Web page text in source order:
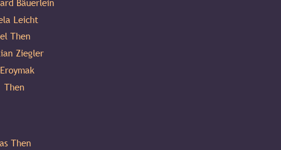
Leicht
Then
Ziegler
Then
Then